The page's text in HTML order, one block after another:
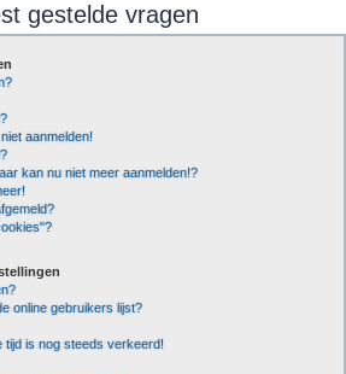
gestelde vragen
aanmelden!
kan nu niet meer aanmelden!?
online gebruikers lijst?
tijd is nog steeds verkeerd!